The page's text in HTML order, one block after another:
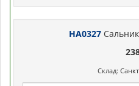
HA0327
Склад: